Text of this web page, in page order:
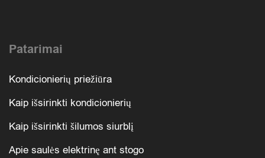
Patarimai
Kondicionierių priežiūra
Kaip išsirinkti kondicionierių
Kaip išsirinkti šilumos siurblį
Apie saulės elektrinę ant stogo